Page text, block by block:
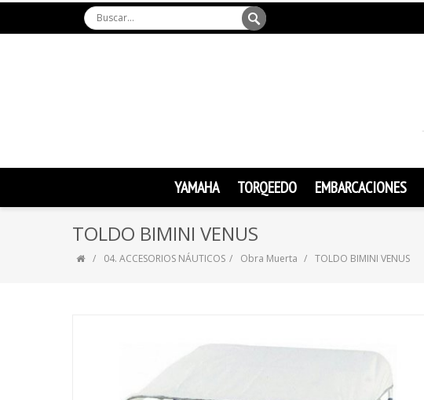
YAMAHA TORQEEDO EMBARCACIONES
TOLDO BIMINI VENUS
04. ACCESORIOS NÁUTICOS Obra Muerta TOLDO BIMINI VENUS